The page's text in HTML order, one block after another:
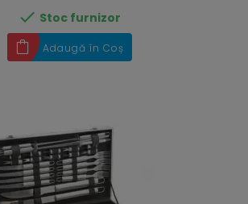
 Stoc furnizor
Adaugă în Coș